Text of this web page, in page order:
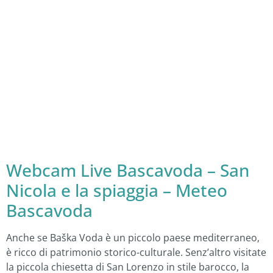
Webcam Live Bascavoda – San
Nicola e la spiaggia – Meteo
Bascavoda
Anche se Baška Voda è un piccolo paese mediterraneo,
è ricco di patrimonio storico-culturale. Senz’altro visitate
la piccola chiesetta di San Lorenzo in stile barocco, la